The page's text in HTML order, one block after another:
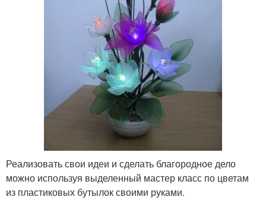
Реализовать свои идеи и сделать благородное дело
можно используя выделенный мастер класс по цветам
из пластиковых бутылок своими руками.